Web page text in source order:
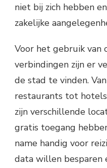
niet bij zich hebben
zakelijke
Voor het gebruik van
verbindingen zijn er
de stad te vinden.
restaurants tot
zijn verschillende
gratis toegang
name handig voor
data willen besparen